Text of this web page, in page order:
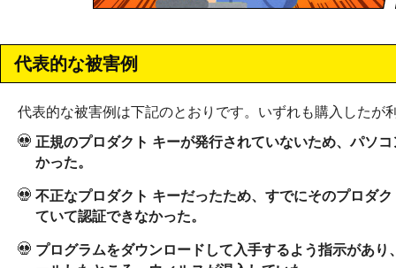
代表的な被害例
代表的な被害例は下記のとおりです。いずれも購入したが
正規のプロダクト キーが発行されていないため、パソ
かった。
不正なプロダクト キーだったため、すでにそのプロダ
ていて認証できなかった。
プログラムをダウンロードして入手するよう指示があ